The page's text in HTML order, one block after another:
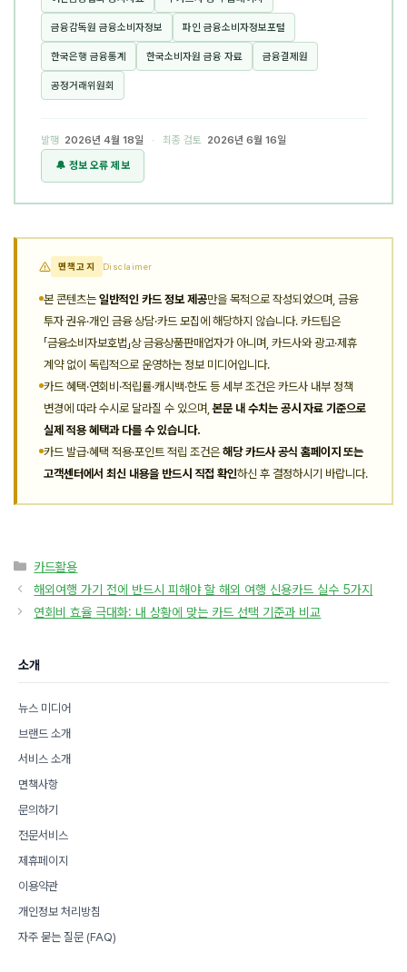
금융감독원 금융소비자정보 파인 금융소비자정보포털
한국은행 금융통계 한국소비자원 금융 자료 금융결제원
공정거래위원회
발행 2026년 4월 18일 · 최종 검토 2026년 6월 16일
🔔 정보 오류 제보
면책고지 Disclaimer
본 콘텐츠는 일반적인 카드 정보 제공만을 목적으로 작성되었으며, 금융
투자 권유·개인 금융 상담·카드 모집에 해당하지 않습니다. 카드팁은
「금융소비자보호법」상 금융상품판매업자가 아니며, 카드사와 광고·제휴
계약 없이 독립적으로 운영하는 정보 미디어입니다.
카드 혜택·연회비·적립률·캐시백·한도 등 세부 조건은 카드사 내부 정책
변경에 따라 수시로 달라질 수 있으며,본문 내 수치는 공시 자료 기준으로
실제 적용 혜택과 다를 수 있습니다.
카드 발급·혜택 적용·포인트 적립 조건은 해당 카드사 공식 홈페이지 또는
고객센터에서 최신 내용을 반드시 직접 확인하신 후 결정하시기 바랍니다.
카
테
리
카드활용
해외여행 가기 전에 반드시 피해야 할 해외 여행 신용카드 실수 5가지
연회비 효율 극대화: 내 상황에 맞는 카드 선택 기준과 비교
소개
뉴스 미디어
브랜드 소개
서비스 소개
면책사항
문의하기
전문서비스
제휴페이지
이용약관
개인정보 처리방침
자주 묻는 질문 (FAQ)